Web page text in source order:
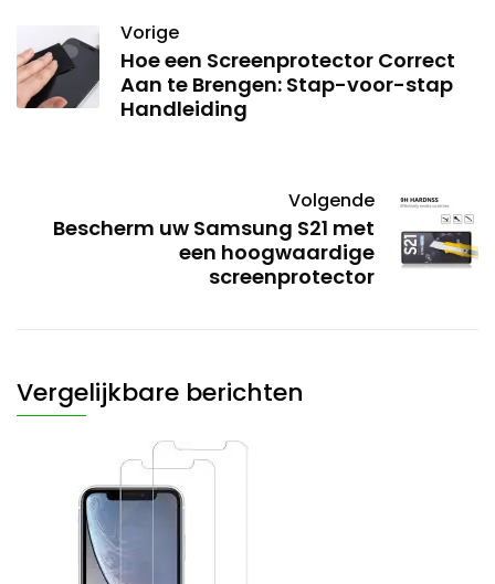
Vorige
Hoe een Screenprotector Correct
Aan te Brengen: Stap-voor-stap
Handleiding
Volgende
Bescherm uw Samsung S21 met
een hoogwaardige
screenprotector
Vergelijkbare berichten